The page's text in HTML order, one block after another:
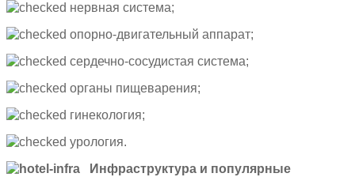
нервная система;
опорно-двигательный аппарат;
сердечно-сосудистая система;
органы пищеварения;
гинекология;
урология.
Инфраструктура и популярные